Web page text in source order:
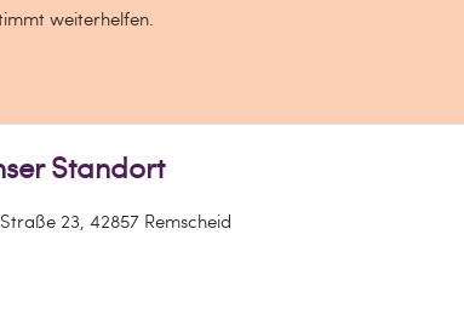
weiterhelfen.
Standort
23, 42857 Remscheid